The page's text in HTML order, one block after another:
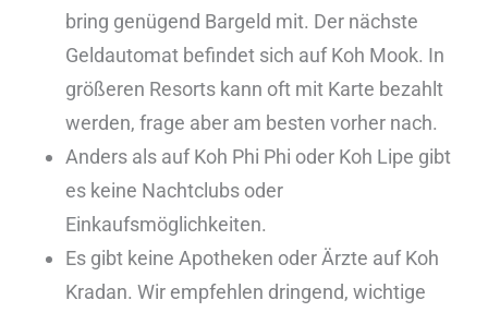
bring genügend Bargeld mit. Der nächste
Geldautomat befindet sich auf Koh Mook. In
größeren Resorts kann oft mit Karte bezahlt
werden, frage aber am besten vorher nach.
Anders als auf Koh Phi Phi oder Koh Lipe gibt
es keine Nachtclubs oder
Einkaufsmöglichkeiten.
Es gibt keine Apotheken oder Ärzte auf Koh
Kradan. Wir empfehlen dringend, wichtige